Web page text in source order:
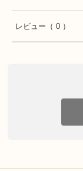
レビュー （ 0 ）